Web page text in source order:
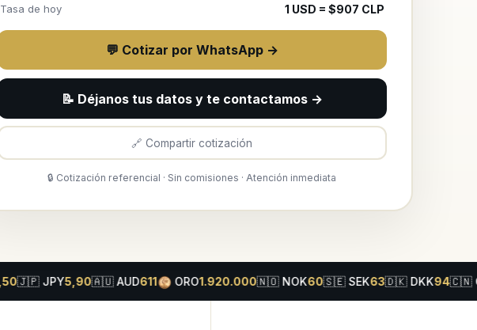
Tasa de hoy 1 USD = $907 CLP
💬 Cotizar por WhatsApp →
📝 Déjanos tus datos y te contactamos →
🔗 Compartir cotización
🔒 Cotización referencial · Sin comisiones · Atención inmediata
JPY5,90🇦🇺 AUD611 ORO1.920.000🇳🇴 NOK60🇸🇪 SEK63🇩🇰 DKK94 🇨🇳 CNY